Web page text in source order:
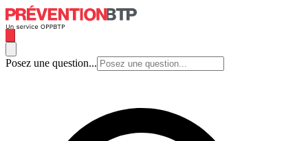
Posez une question...